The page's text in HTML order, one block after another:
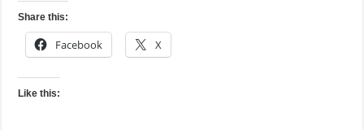
Share this:
Facebook X
Like this: